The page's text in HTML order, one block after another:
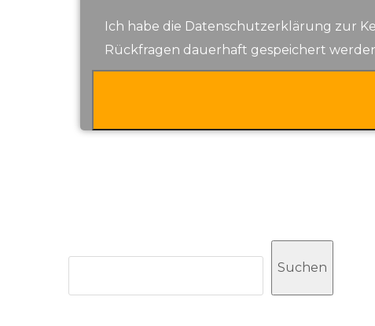
Ich habe die Datenschutzerklärung zur
Rückfragen dauerhaft gespeichert
Suchen